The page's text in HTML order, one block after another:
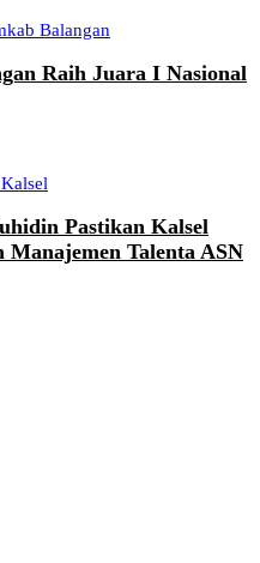
Balangan
Raih Juara I Nasional
Pastikan Kalsel
Manajemen Talenta ASN